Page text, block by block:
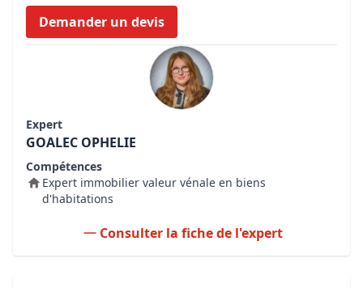
Demander un devis
Expert
GOALEC OPHELIE
Compétences
Expert immobilier valeur vénale en biens
d'habitations
Consulter la fiche de l'expert